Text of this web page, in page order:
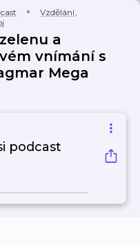
Vzdělání,
a
vnímání s
Mega
podcast